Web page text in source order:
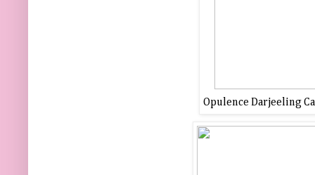
Opulence Darjeeling